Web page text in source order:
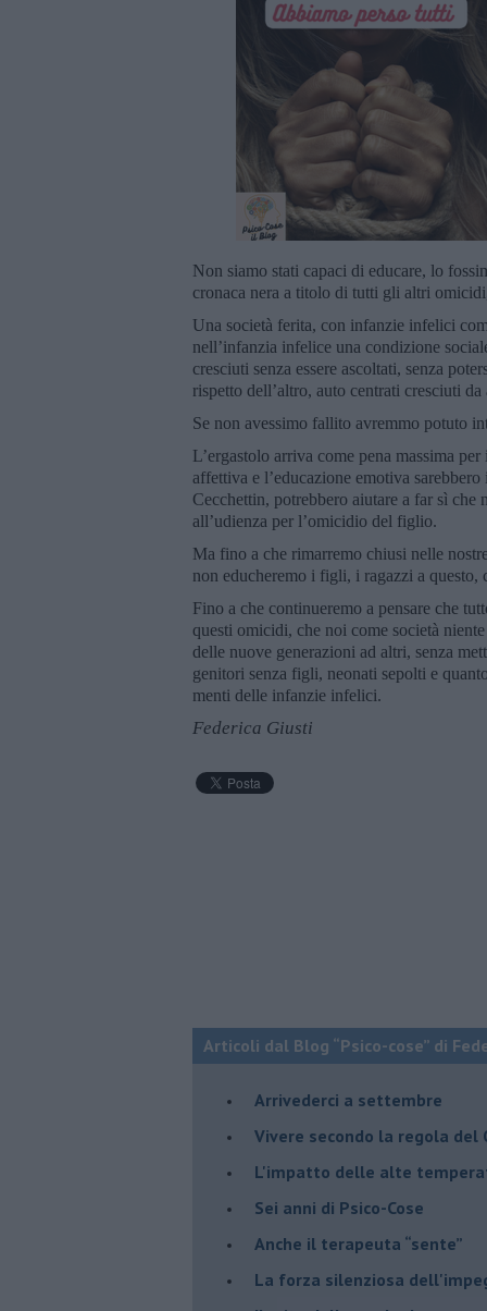
Non siamo stati capaci di educare, lo
cronaca nera a titolo di tutti gli altri
Una società ferita, con infanzie infelici
nell’infanzia infelice una condizione
cresciuti senza essere ascoltati, senza
rispetto dell’altro, auto centrati cresciuti
Se non avessimo fallito avremmo potuto
L’ergastolo arriva come pena massima
affettiva e l’educazione emotiva
Cecchettin, potrebbero aiutare a far sì che
all’udienza per l’omicidio del figlio.
Ma fino a che rimarremo chiusi nelle
non educheremo i figli, i ragazzi a
Fino a che continueremo a pensare che
questi omicidi, che noi come società
delle nuove generazioni ad altri, senza
genitori senza figli, neonati sepolti e
menti delle infanzie infelici.
Federica Giusti
Articoli dal Blog “Psico-cose” di
​Arrivederci a settembre
​Vivere secondo la regola del
​L'impatto delle alte
Sei anni di Psico-Cose
​Anche il terapeuta “sente”
​La forza silenziosa